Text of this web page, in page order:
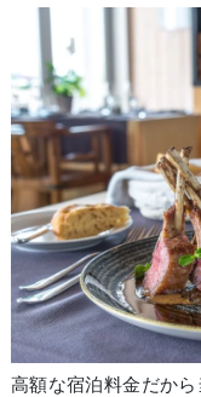
高額な宿泊料金だか